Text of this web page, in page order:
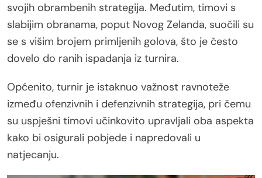
svojih obrambenih strategija. Međutim, timovi s
slabijim obranama, poput Novog Zelanda, suočili su
se s višim brojem primljenih golova, što je često
dovelo do ranih ispadanja iz turnira.
Općenito, turnir je istaknuo važnost ravnoteže
između ofenzivnih i defenzivnih strategija, pri čemu
su uspješni timovi učinkovito upravljali oba aspekta
kako bi osigurali pobjede i napredovali u
natjecanju.